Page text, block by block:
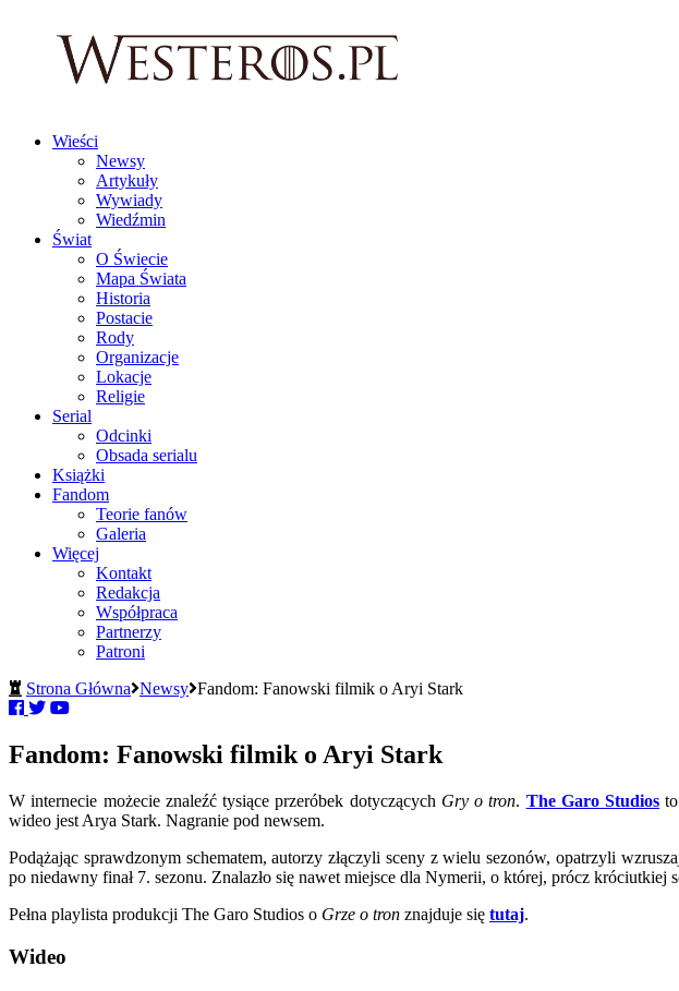
Wieści
Newsy
Artykuły
Wywiady
Wiedźmin
Świat
O Świecie
Mapa Świata
Historia
Postacie
Rody
Organizacje
Lokacje
Religie
Serial
Odcinki
Obsada serialu
Książki
Fandom
Teorie fanów
Galeria
Więcej
Kontakt
Redakcja
Współpraca
Partnerzy
Patroni
Strona Główna Newsy Fandom: Fanowski filmik o Aryi Stark
Fandom: Fanowski filmik o Aryi Stark
W internecie możecie znaleźć tysiące przeróbek dotyczących Gry o tron. The Garo Studios
wideo jest Arya Stark. Nagranie pod newsem.
Podążając sprawdzonym schematem, autorzy złączyli sceny z wielu sezonów, opatrzyli
po niedawny finał 7. sezonu. Znalazło się nawet miejsce dla Nymerii, o której, prócz
Pełna playlista produkcji The Garo Studios o Grze o tron znajduje się tutaj.
Wideo